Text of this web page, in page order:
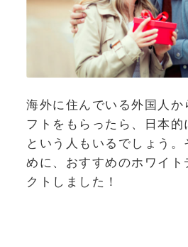
海外に住んでいる外国人
フトをもらったら、日本的
という人もいるでしょう
めに、おすすめのホワイト
クトしました！